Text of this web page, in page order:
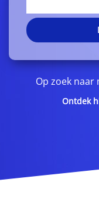
Op zoek naar
Ontdek